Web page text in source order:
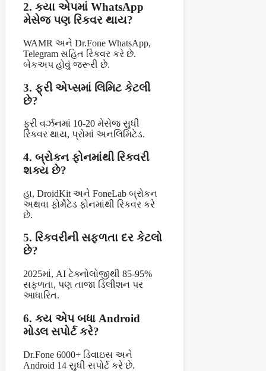
2. કયા એપમાં WhatsApp
મેસેજ પણ રિકવર થાય?
WAMR અને Dr.Fone WhatsApp,
Telegram સહિત રિકવર કરે છે.
બેકઅપ હોવું જરૂરી છે.
3. ફ્રી એપ્સમાં લિમિટ કેટલી
છે?
ફ્રી વર્ઝનમાં 10-20 મેસેજ સુધી
રિકવર થાય, પ્રોમાં અનલિમિટેડ.
4. બ્રોકન ફોનમાંથી રિકવરી
શક્ય છે?
હા, DroidKit અને FoneLab બ્રોકન
અથવા ફોર્મેટેડ ફોનમાંથી રિકવર કરે
છે.
5. રિકવરીની સફળતા દર કેટલો
છે?
2025માં, AI ટેક્નોલોજીથી 85-95%
સફળતા, પણ તાજા ડિલીશન પર
આધારિત.
6. કય એપ બધા Android
મોડલ સપોર્ટ કરે?
Dr.Fone 6000+ ડિવાઇસ અને
Android 14 સુધી સપોર્ટ કરે છે.